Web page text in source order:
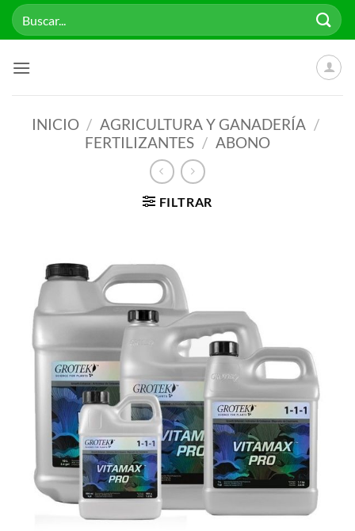
Saltar
Buscar
por:
INICIO / AGRICULTURA Y GANADERÍA /
FERTILIZANTES / ABONO
FILTRAR